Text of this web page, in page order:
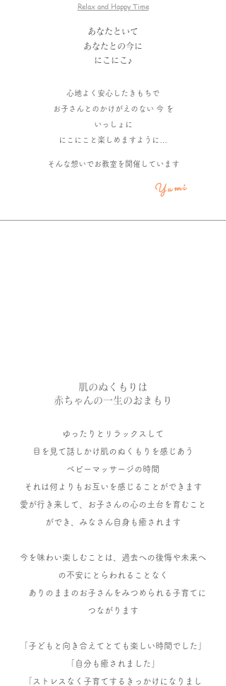
Relax and Happy Time
あなたといて
あなたとの今に
にこにこ♪
​心地よく安心したきもちで
お子さんとの かけがえのない 今 を
​いっしょに
にこにこと楽しめますように…
そんな想いでお教室を開催しています
Yumi
肌のぬくもりは
​赤ちゃんの一生のおまもり
​ゆったりとリラックスして
目を見て話しかけ肌のぬくもりを感じあう
ベビーマッサージの時間
それは何よりもお互いを感じることができます
​愛が行き来して、お子さんの心の土台を育むこと
ができ、みなさん自身も癒されます
今を味わい楽しむことは、過去への後悔や未来へ
の不安にとらわれることなく
ありのままのお子さんをみつめられる子育てに
つながります
「子どもと向き合えてとても楽しい時間でした」
「自分も癒されました」
「ストレスなく子育てするきっかけになりまし